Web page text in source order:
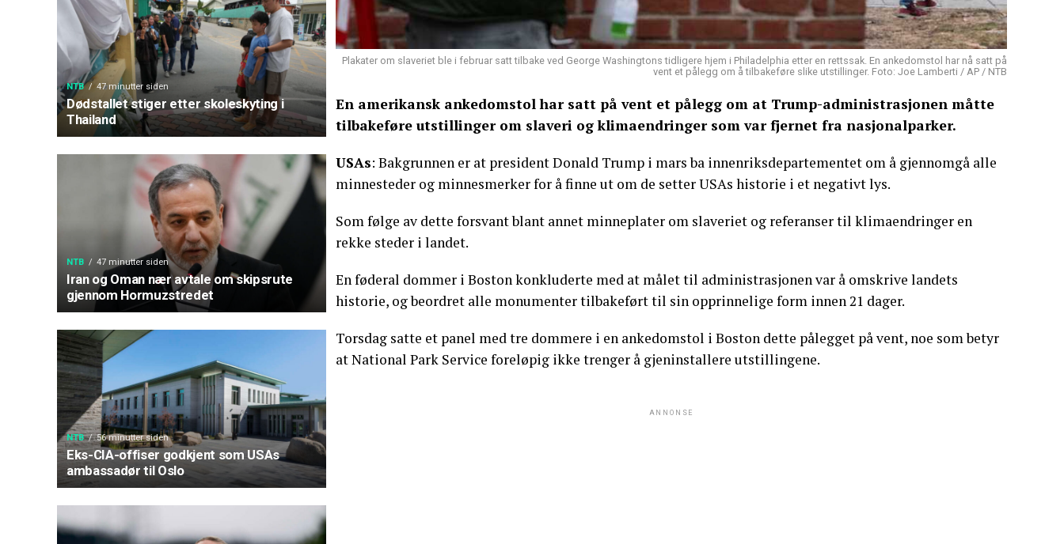
NTB 47 minutter siden
Dødstallet stiger etter skoleskyting i
Thailand
NTB 47 minutter siden
Iran og Oman nær avtale om skipsrute
gjennom Hormuzstredet
NTB 56 minutter siden
Eks-CIA-offiser godkjent som USAs
ambassadør til Oslo
Plakater om slaveriet ble i februar satt tilbake ved George Washingtons tidligere hjem i Philadelphia etter en rettssak. En ankedomstol har nå satt på
vent et pålegg om å tilbakeføre slike utstillinger. Foto: Joe Lamberti / AP / NTB
En amerikansk ankedomstol har satt på vent et pålegg om at Trump-administrasjonen måtte
tilbakeføre utstillinger om slaveri og klimaendringer som var fjernet fra nasjonalparker.
USAs: Bakgrunnen er at president Donald Trump i mars ba innenriksdepartementet om å gjennomgå alle
minnesteder og minnesmerker for å finne ut om de setter USAs historie i et negativt lys.
Som følge av dette forsvant blant annet minneplater om slaveriet og referanser til klimaendringer en
rekke steder i landet.
En føderal dommer i Boston konkluderte med at målet til administrasjonen var å omskrive landets
historie, og beordret alle monumenter tilbakeført til sin opprinnelige form innen 21 dager.
Torsdag satte et panel med tre dommere i en ankedomstol i Boston dette pålegget på vent, noe som betyr
at National Park Service foreløpig ikke trenger å gjeninstallere utstillingene.
ANNONSE